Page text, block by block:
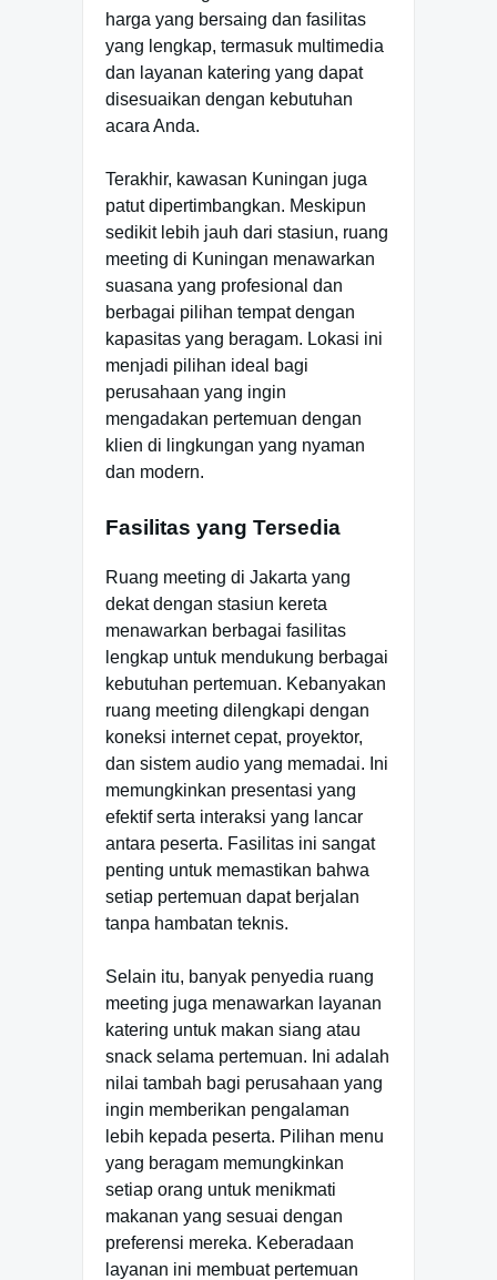
harga yang bersaing dan fasilitas
yang lengkap, termasuk multimedia
dan layanan katering yang dapat
disesuaikan dengan kebutuhan
acara Anda.
Terakhir, kawasan Kuningan juga
patut dipertimbangkan. Meskipun
sedikit lebih jauh dari stasiun, ruang
meeting di Kuningan menawarkan
suasana yang profesional dan
berbagai pilihan tempat dengan
kapasitas yang beragam. Lokasi ini
menjadi pilihan ideal bagi
perusahaan yang ingin
mengadakan pertemuan dengan
klien di lingkungan yang nyaman
dan modern.
Fasilitas yang Tersedia
Ruang meeting di Jakarta yang
dekat dengan stasiun kereta
menawarkan berbagai fasilitas
lengkap untuk mendukung berbagai
kebutuhan pertemuan. Kebanyakan
ruang meeting dilengkapi dengan
koneksi internet cepat, proyektor,
dan sistem audio yang memadai. Ini
memungkinkan presentasi yang
efektif serta interaksi yang lancar
antara peserta. Fasilitas ini sangat
penting untuk memastikan bahwa
setiap pertemuan dapat berjalan
tanpa hambatan teknis.
Selain itu, banyak penyedia ruang
meeting juga menawarkan layanan
katering untuk makan siang atau
snack selama pertemuan. Ini adalah
nilai tambah bagi perusahaan yang
ingin memberikan pengalaman
lebih kepada peserta. Pilihan menu
yang beragam memungkinkan
setiap orang untuk menikmati
makanan yang sesuai dengan
preferensi mereka. Keberadaan
layanan ini membuat pertemuan